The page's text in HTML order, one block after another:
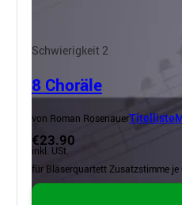
Schwierigkeit 2
8 Choräle
von Roman RosenauerTitelliste
€23.90
inkl. USt.
für Bläserquartett Zusatzstimme je